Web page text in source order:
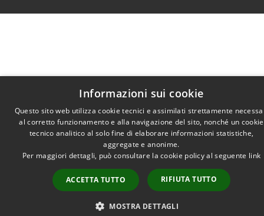
Informazioni sui cookie
Questo sito web utilizza cookie tecnici e assimilati strettamente
al corretto funzionamento e alla navigazione del sito, nonché un cookie
tecnico analitico al solo fine di elaborare informazioni statistiche,
aggregate e anonime.
Per maggiori dettagli, può consultare la cookie policy al seguente link
ACCETTA TUTTO RIFIUTA TUTTO
MOSTRA DETTAGLI